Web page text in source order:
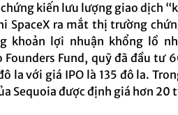
kiến ​​lưu lượng giao dịch
SpaceX ra mắt thị trường
khoản lợi nhuận khổng lồ
Fund, quỹ đã đầu tư
la với giá IPO là 135 đô la.
Sequoia được định giá hơn 20